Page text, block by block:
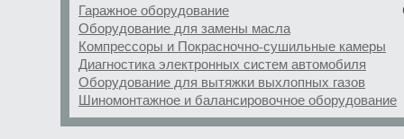
Гаражное оборудование
Оборудование для замены масла
Компрессоры и Покрасночно-сушильные камеры
Диагностика электронных систем автомобиля
Оборудование для вытяжки выхлопных газов
Шиномонтажное и балансировочное оборудование